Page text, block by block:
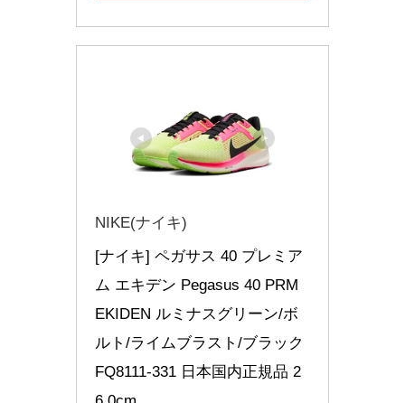
NIKE(ナイキ)
[ナイキ] ペガサス 40 プレミア
ム エキデン Pegasus 40 PRM
EKIDEN ルミナスグリーン/ボ
ルト/ライムブラスト/ブラック
FQ8111-331 日本国内正規品 2